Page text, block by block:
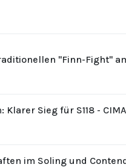
"Finn-Fight"
Klarer Sieg für S118 -
im Soling und